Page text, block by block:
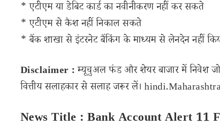
* एटीएम या डेबिट कार्ड का नवीनीकरण नहीं कर सकते
* एटीएम से कैश नहीं निकाल सकते
* बैंक शाखा से इंटरनेट बैंकिंग के माध्यम से लेनदेन नहीं
Disclaimer :म्यूचुअल फंड और शेयर बाजार में निवेश
वित्तीय सलाहकार से सलाह जरूर लें।
News Title : Bank Account Alert 11